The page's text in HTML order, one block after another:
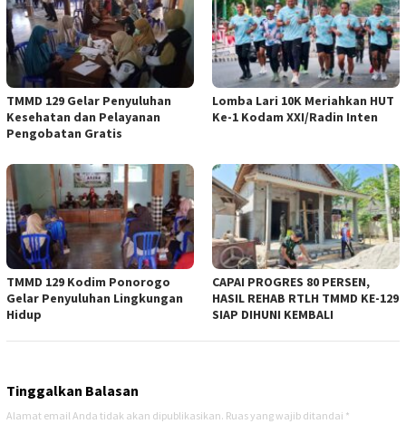
TMMD 129 Gelar Penyuluhan
Kesehatan dan Pelayanan
Pengobatan Gratis
Lomba Lari 10K Meriahkan HUT
Ke-1 Kodam XXI/Radin Inten
TMMD 129 Kodim Ponorogo
Gelar Penyuluhan Lingkungan
Hidup
CAPAI PROGRES 80 PERSEN,
HASIL REHAB RTLH TMMD KE-129
SIAP DIHUNI KEMBALI
Tinggalkan Balasan
Alamat email Anda tidak akan dipublikasikan. Ruas yang wajib ditandai *